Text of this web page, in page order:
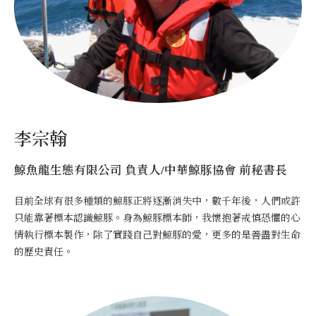
李宗翰
鯨魚龍生態有限公司 負責人/中華鯨豚協會 前秘書長
目前全球有很多種類的鯨豚正將逐漸消失中，數千年後，人們或許
只能靠著標本認識鯨豚。身為鯨豚標本師，我懷抱著戒慎恐懼的心
情執行標本製作，除了實踐自己對鯨豚的愛，更多的是善盡對生命
的歷史責任。